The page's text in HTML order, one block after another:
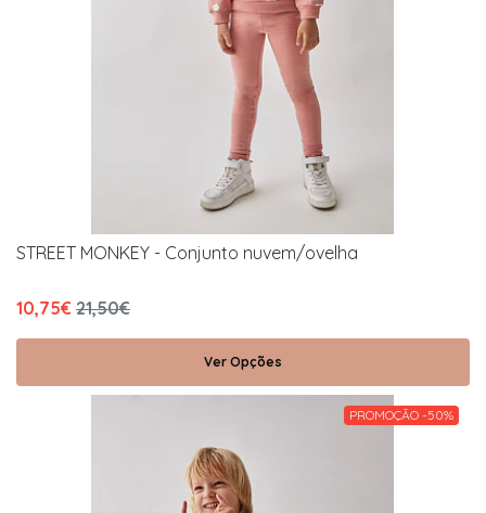
STREET MONKEY - Conjunto nuvem/ovelha
10,75€ 21,50€
Ver Opções
PROMOÇÃO -50%